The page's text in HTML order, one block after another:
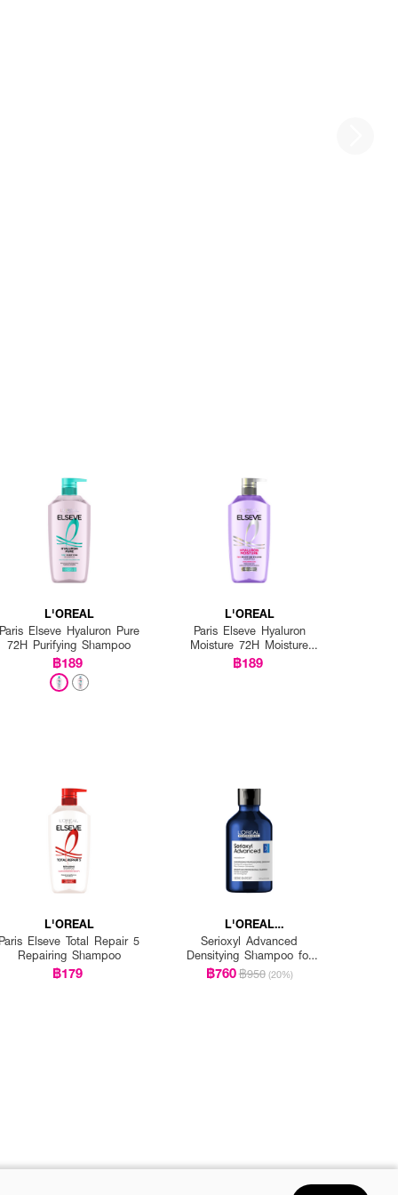
L'OREAL
Paris Elseve Hyaluron Pure
72H Purifying Shampoo
฿189
L'OREAL
Paris Elseve Hyaluron
Moisture 72H Moisture
Filling Shampoo
฿189
L'OREAL
Paris Elseve Total Repair 5
Repairing Shampoo
฿179
L'OREAL
PROFESSIONNEL
Serioxyl Advanced
Densitying Shampoo for
Thinning Hair
฿760฿950 (20%)